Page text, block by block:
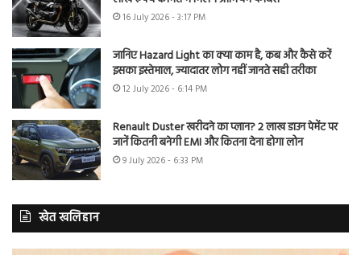
16 July 2026 - 3:17 PM
जानिए Hazard Light का क्या काम है, कब और कैसे करें
इसका इस्तेमाल, ज्यादातर लोग नहीं जानते सही तरीका
12 July 2026 - 6:14 PM
Renault Duster खरीदने का प्लान? 2 लाख डाउन पेमेंट पर
जानें कितनी बनेगी EMI और कितना देना होगा लोन
9 July 2026 - 6:33 PM
खेत खलिहान